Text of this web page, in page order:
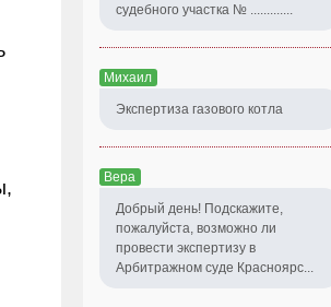
судебного участка № .............
Михаил
Экспертиза газового котла
Вера
Добрый день! Подскажите,
пожалуйста, возможно ли
провести экспертизу в
Арбитражном суде Красноярс...